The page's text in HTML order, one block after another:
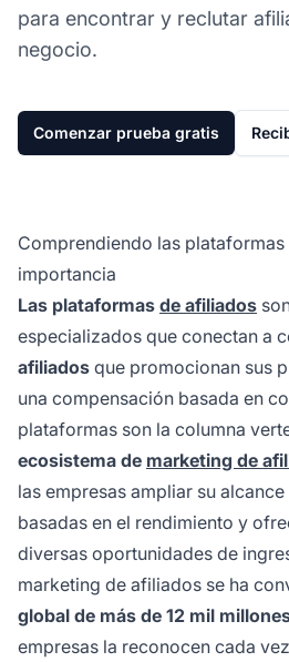
para encontrar y reclutar
negocio.
Comenzar prueba gratis
Comprendiendo las
importancia
Las plataformas de afiliados
especializados que conectan a
afiliados que promocionan sus
una compensación basada en
plataformas son la columna
ecosistema de marketing de
las empresas ampliar su
basadas en el rendimiento y
diversas oportunidades de
marketing de afiliados se ha
global de más de 12 mil
empresas la reconocen cada